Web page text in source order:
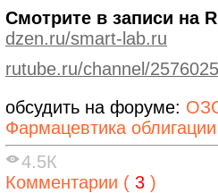
Смотрите в записи на
dzen.ru/smart-lab.ru
rutube.ru/channel/
обсудить на форуме:
Фармацевтика облигации
4.5К
Комментарии ( 3 )